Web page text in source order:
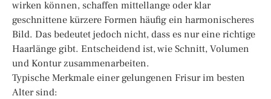
wirken können, schaffen mittellange oder klar
geschnittene kürzere Formen häufig ein harmonischeres
Bild. Das bedeutet jedoch nicht, dass es nur eine richtige
Haarlänge gibt. Entscheidend ist, wie Schnitt, Volumen
und Kontur zusammenarbeiten.
Typische Merkmale einer gelungenen Frisur im besten
Alter sind: